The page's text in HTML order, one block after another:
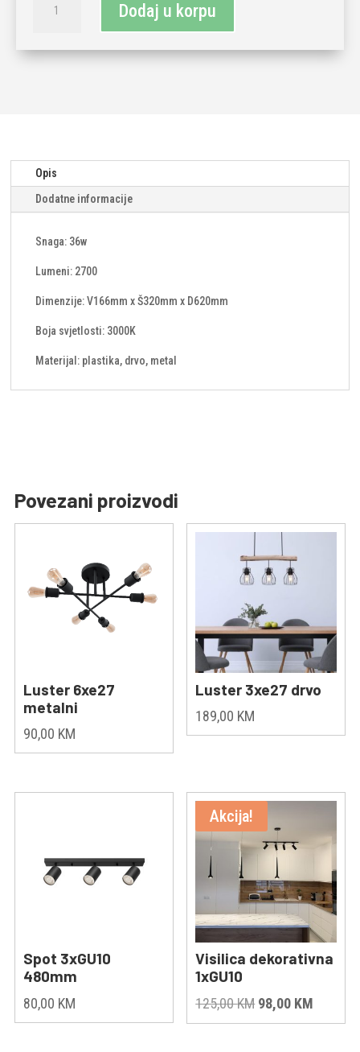
količina
Dodaj u korpu
Opis
Dodatne informacije
Snaga: 36w
Lumeni: 2700
Dimenzije: V166mm x Š320mm x D620mm
Boja svjetlosti: 3000K
Materijal: plastika, drvo, metal
Povezani proizvodi
Luster 6xe27
metalni
90,00 KM
Luster 3xe27 drvo
189,00 KM
Spot 3xGU10
480mm
80,00 KM
Akcija!
Visilica dekorativna
1xGU10
125,00KM Original
price
98,00 KM
price